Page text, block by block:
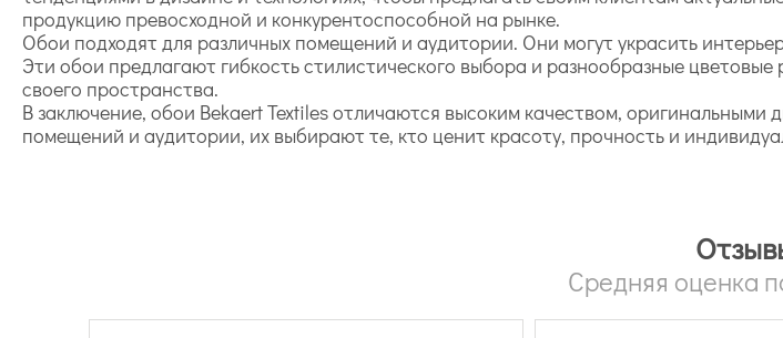
продукцию превосходной и конкурентоспособной на рынке.
Обои подходят для различных помещений и аудитории. Они могут украсить
Эти обои предлагают гибкость стилистического выбора и разнообразные
своего пространства.
В заключение, обои Bekaert Textiles отличаются высоким качеством,
помещений и аудитории, их выбирают те, кто ценит красоту, прочность и
Средняя оценка